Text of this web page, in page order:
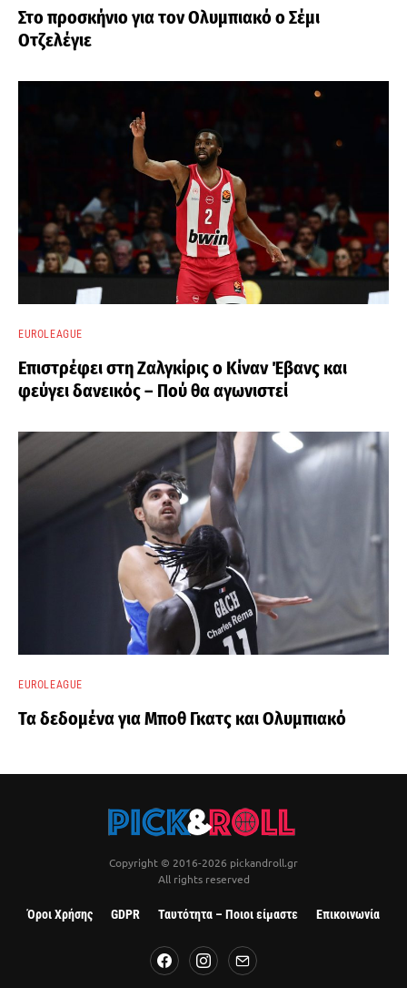
Στο προσκήνιο για τον Ολυμπιακό ο Σέμι
Οτζελέγιε
EUROLEAGUE
Επιστρέφει στη Ζαλγκίρις ο Κίναν Έβανς και
φεύγει δανεικός – Πού θα αγωνιστεί
EUROLEAGUE
Τα δεδομένα για Μποθ Γκατς και Ολυμπιακό
Copyright © 2016-2026 pickandroll.gr
All rights reserved
Όροι Χρήσης GDPR Ταυτότητα – Ποιοι είμαστε Επικοινωνία